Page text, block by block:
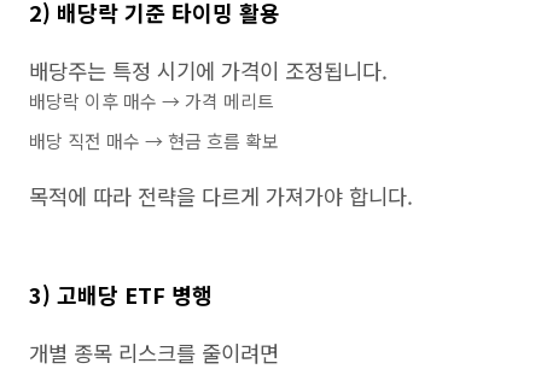
2) 배당락 기준 타이밍 활용
배당주는 특정 시기에 가격이 조정됩니다.
배당락 이후 매수 → 가격 메리트
배당 직전 매수 → 현금 흐름 확보
목적에 따라 전략을 다르게 가져가야 합니다.
3) 고배당 ETF 병행
개별 종목 리스크를 줄이려면